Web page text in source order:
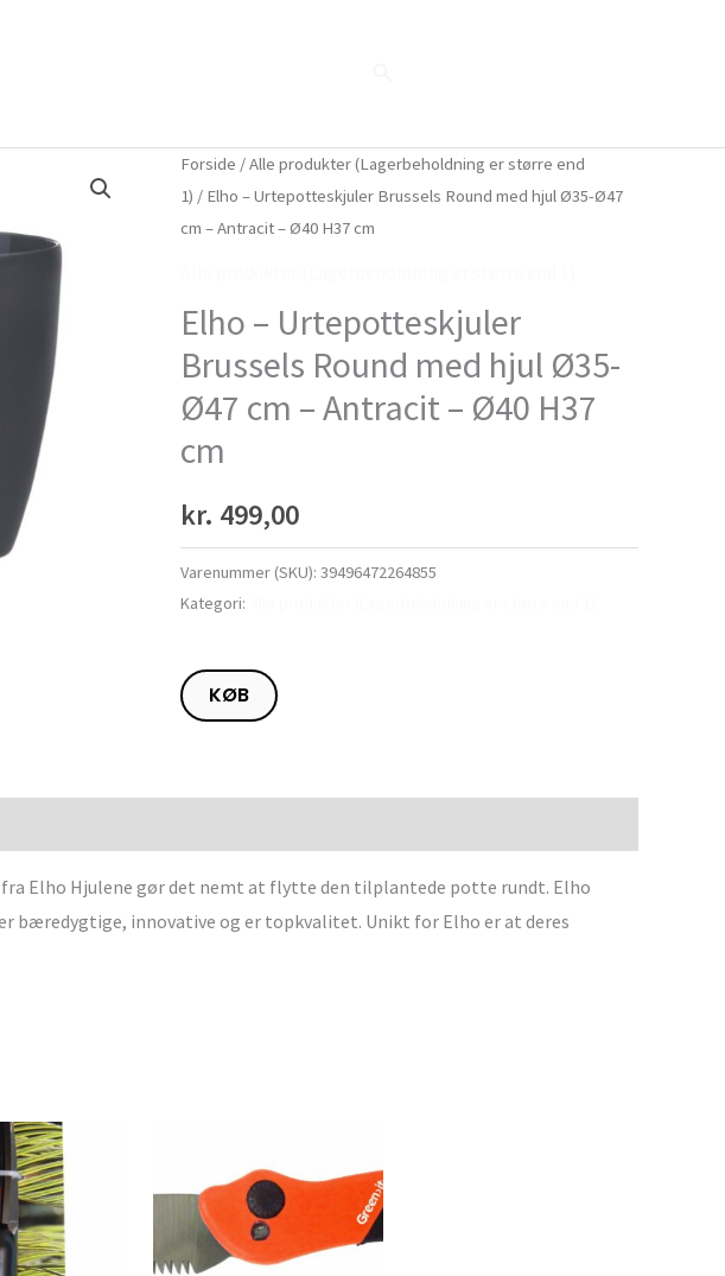
Forside /Alle produkter (Lagerbeholdning er større end
1) / Elho – Urtepotteskjuler Brussels Round med hjul Ø35-Ø47
cm – Antracit – Ø40 H37 cm
Elho – Urtepotteskjuler
Brussels Round med hjul Ø35-
Ø47 cm – Antracit – Ø40 H37
cm
kr. 499,00
Varenummer (SKU):39496472264855
Kategori:
KØB
Elho Hjulene gør det nemt at flytte den tilplantede potte rundt. Elho
bæredygtige, innovative og er topkvalitet. Unikt for Elho er at deres